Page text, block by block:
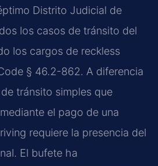
Distrito Judicial de
los casos de tránsito del
los cargos de reckless
§ 46.2-862. A diferencia
tránsito simples que
el pago de una
requiere la presencia del
El bufete ha